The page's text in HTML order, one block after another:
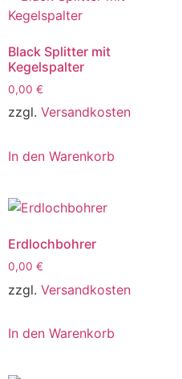
Black Splitter mit
Kegelspalter
0,00 €
zzgl. Versandkosten
In den Warenkorb
Erdlochbohrer
0,00 €
zzgl. Versandkosten
In den Warenkorb